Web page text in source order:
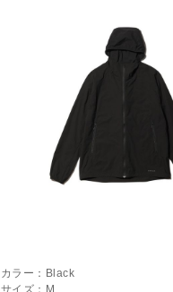
カラー： Black
サイズ： M